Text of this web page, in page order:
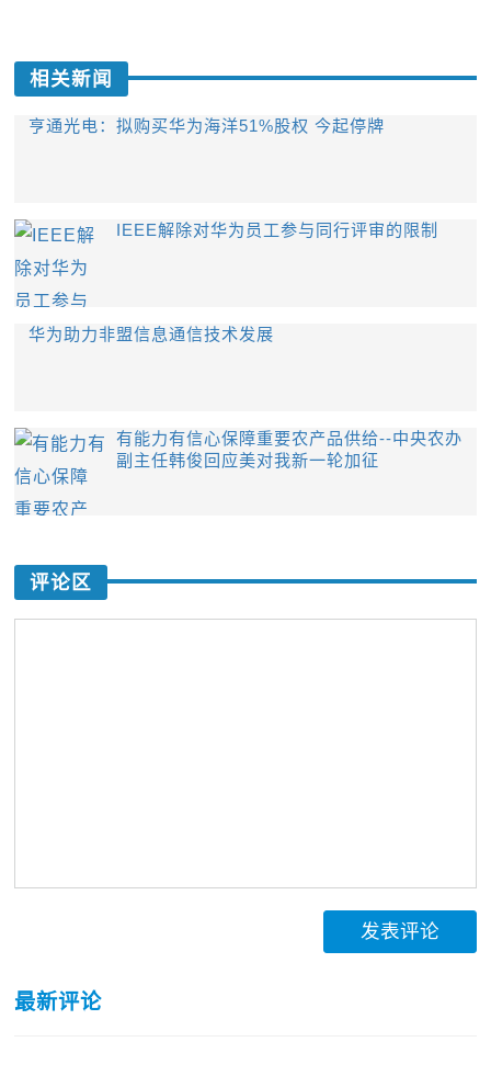
相关新闻
亨通光电：拟购买华为海洋51%股权 今起停牌
IEEE解除对华为员工参与同行评审的限制
华为助力非盟信息通信技术发展
有能力有信心保障重要农产品供给--中央农办
副主任韩俊回应美对我新一轮加征
评论区
发表评论
最新评论